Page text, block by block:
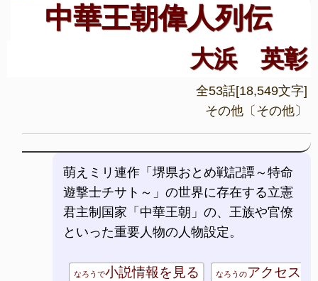
中華王朝偉人列伝
大浜 英彰
全53話[18,549文字]
その他〔その他〕
萌えミリ連作「堺県おとめ戦記譚～特命
遊撃士チサト～」の世界に存在する立憲
君主制国家「中華王朝」の、王族や官僚
といった重要人物の人物設定。
なろうで小説情報を見る なろうのアクセス